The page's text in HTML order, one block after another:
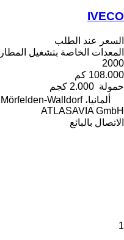
IVECO
السعر عند الطلب
المعدات الخاصة بتشغيل
2000
108.000 كم
حمولة 2.000 كجم
ألمانيا، Mörfelden-Walldorf
ATLASAVIA GmbH
الاتصال بالبائع
1